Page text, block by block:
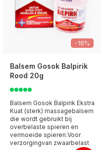
-16%
Balsem Gosok Balpirik
Rood 20g
Balsem Gosok Balpirik Ekstra
Kuat (sterk) massagebalsem
die wordt gebruikt bij
overbelaste spieren en
vermoeide spieren.Voor
verzorgingvan zwaarbelast